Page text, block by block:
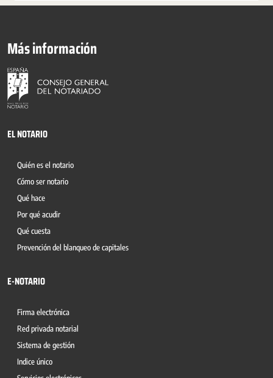
Más información
EL NOTARIO
Quién es el notario
Cómo ser notario
Qué hace
Por qué acudir
Qué cuesta
Prevención del blanqueo de capitales
E-NOTARIO
Firma electrónica
Red privada notarial
Sistema de gestión
Indice único